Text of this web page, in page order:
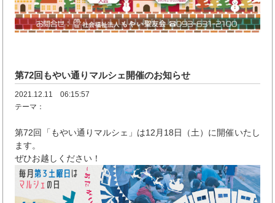
第72回もやい通りマルシェ開催のお知らせ
2021.12.11 06:15:57
テーマ：
第72回「もやい通りマルシェ」は12月18日（土）に開催いたし
ます。
ぜひお越しください！